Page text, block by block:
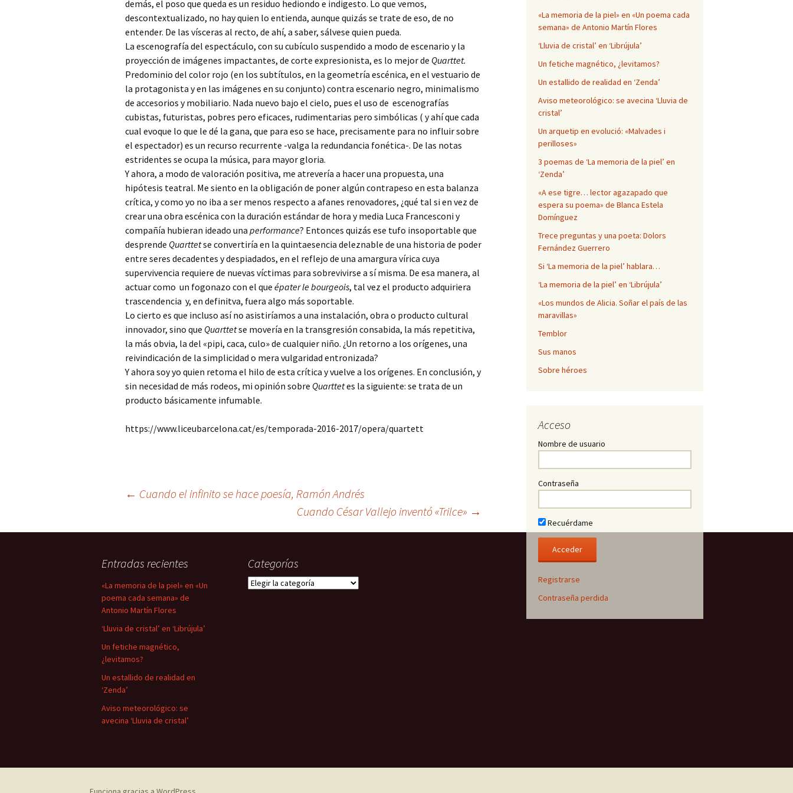
14. La orgía
16. Una partida tediosa
17. Un acuerdo tácito
18. En los confines del
universo
19. Un juego dentro de
otro juego
20. Una cuestión de
oportunidad
21. Una nueva apuesta
22. En paradero
desconocido
23. ¿Truco o trato?
24. La fusión
La telaraña
Fugitivos
Rosa negra
El aullido
La memoria de la piel
Hijos de la vida
Vencer el miedo
Supervivientes
El pez payaso
Maullidos
Tripulantes del miedo
Grecos
demás, el poso que queda es un residuo hediondo e indigesto. Lo que vemos,
descontextualizado, no hay quien lo entienda, aunque quizás se trate de eso, de no
entender. De las vísceras al recto, de ahí, a saber, sálvese quien pueda.
La escenografía del espectáculo, con su cubículo suspendido a modo de escenario y la
proyección de imágenes impactantes, de corte expresionista, es lo mejor de Quarttet.
Predominio del color rojo (en los subtítulos, en la geometría escénica, en el vestuario de
la protagonista y en las imágenes en su conjunto) contra escenario negro, minimalismo
de accesorios y mobiliario. Nada nuevo bajo el cielo, pues el uso de escenografías
cubistas, futuristas, pobres pero eficaces, rudimentarias pero simbólicas ( y ahí que cada
cual evoque lo que le dé la gana, que para eso se hace, precisamente para no influir sobre
el espectador) es un recurso recurrente -valga la redundancia fonética-. De las notas
estridentes se ocupa la música, para mayor gloria.
Y ahora, a modo de valoración positiva, me atrevería a hacer una propuesta, una
hipótesis teatral. Me siento en la obligación de poner algún contrapeso en esta balanza
crítica, y como yo no iba a ser menos respecto a afanes renovadores, ¿qué tal si en vez de
crear una obra escénica con la duración estándar de hora y media Luca Francesconi y
compañía hubieran ideado una performance? Entonces quizás ese tufo insoportable que
desprende Quarttetse convertiría en la quintaesencia deleznable de una historia de poder
entre seres decadentes y despiadados, en el reflejo de una amargura vírica cuya
supervivencia requiere de nuevas víctimas para sobrevivirse a sí misma. De esa manera, al
actuar como un fogonazo con el que épater le bourgeois, tal vez el producto adquiriera
trascendencia y, en definitva, fuera algo más soportable.
Lo cierto es que incluso así no asistiríamos a una instalación, obra o producto cultural
innovador, sino que Quarttetse movería en la transgresión consabida, la más repetitiva,
la más obvia, la del «pipi, caca, culo» de cualquier niño. ¿Un retorno a los orígenes, una
reivindicación de la simplicidad o mera vulgaridad entronizada?
Y ahora soy yo quien retoma el hilo de esta crítica y vuelve a los orígenes. En conclusión, y
sin necesidad de más rodeos, mi opinión sobre Quarttetes la siguiente: se trata de un
producto básicamente infumable.
https://www.liceubarcelona.cat/es/temporada-2016-2017/opera/quartett
Navegación
de
entradas
← Cuando el infinito se hace poesía, Ramón Andrés
Cuando César Vallejo inventó «Trilce» →
«La memoria de la piel» en «Un poema cada
semana» de Antonio Martín Flores
‘Lluvia de cristal’ en ‘Librújula’
Un fetiche magnético, ¿levitamos?
Un estallido de realidad en ‘Zenda’
Aviso meteorológico: se avecina ‘Lluvia de
cristal’
Un arquetip en evolució: «Malvades i
perilloses»
3 poemas de ‘La memoria de la piel’ en
‘Zenda’
«A ese tigre… lector agazapado que
espera su poema» de Blanca Estela
Domínguez
Trece preguntas y una poeta: Dolors
Fernández Guerrero
Si ‘La memoria de la piel’ hablara…
‘La memoria de la piel’ en ‘Librújula’
«Los mundos de Alicia. Soñar el país de las
maravillas»
Temblor
Sus manos
Sobre héroes
Acceso
Nombre de usuario
Contraseña
Recuérdame
Registrarse
Contraseña perdida
Entradas recientes
«La memoria de la piel» en «Un
poema cada semana» de
Antonio Martín Flores
‘Lluvia de cristal’ en ‘Librújula’
Un fetiche magnético,
¿levitamos?
Un estallido de realidad en
‘Zenda’
Aviso meteorológico: se
avecina ‘Lluvia de cristal’
Categorías
Categorías